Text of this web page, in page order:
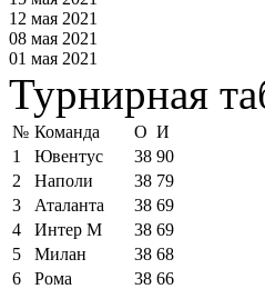
12 мая 2021
08 мая 2021
01 мая 2021
Турнирная
№ Команда О И
1
Ювентус 38 90
2
Наполи 38 79
3
Аталанта 38 69
4
Интер М 38 69
5
Милан 38 68
6
Рома 38 66